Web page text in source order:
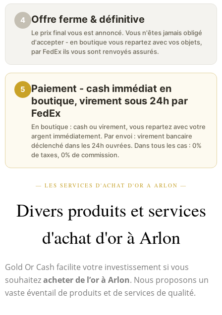
4 Offre ferme & définitive
Le prix final vous est annoncé. Vous n'êtes jamais obligé
d'accepter - en boutique vous repartez avec vos objets,
par FedEx ils vous sont renvoyés assurés.
5
Paiement - cash immédiat en
boutique, virement sous 24h par
FedEx
En boutique : cash ou virement, vous repartez avec votre
argent immédiatement. Par envoi : virement bancaire
déclenché dans les 24h ouvrées. Dans tous les cas : 0%
de taxes, 0% de commission.
— LES SERVICES D'ACHAT D'OR A ARLON —
Divers produits et services
d'achat d'or à Arlon
Gold Or Cash facilite votre investissement si vous
souhaitezacheter de l’or à Arlon. Nous proposons un
vaste éventail de produits et de services de qualité.